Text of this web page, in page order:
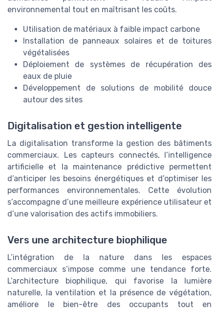
environnemental tout en maîtrisant les coûts.
Utilisation de matériaux à faible impact carbone
Installation de panneaux solaires et de toitures
végétalisées
Déploiement de systèmes de récupération des
eaux de pluie
Développement de solutions de mobilité douce
autour des sites
Digitalisation et gestion intelligente
La digitalisation transforme la gestion des bâtiments
commerciaux. Les capteurs connectés, l’intelligence
artificielle et la maintenance prédictive permettent
d’anticiper les besoins énergétiques et d’optimiser les
performances environnementales. Cette évolution
s’accompagne d’une meilleure expérience utilisateur et
d’une valorisation des actifs immobiliers.
Vers une architecture biophilique
L’intégration de la nature dans les espaces
commerciaux s’impose comme une tendance forte.
L’architecture biophilique, qui favorise la lumière
naturelle, la ventilation et la présence de végétation,
améliore le bien-être des occupants tout en